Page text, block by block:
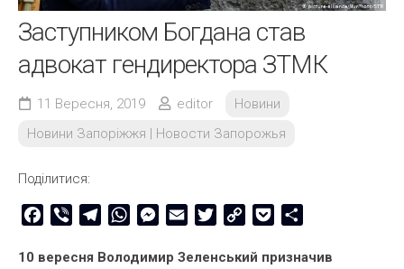
Заступником Богдана став
адвокат гендиректора ЗТМК
11 Вересня, 2019 editor
Новини
Новини Запоріжжя | Новости Запорожья
Поділитися:
Facebook
Viber TelegramWhatsAppMessenger
Email TwitterCopy
Pocket
10 вересня Володимир Зеленський призначив